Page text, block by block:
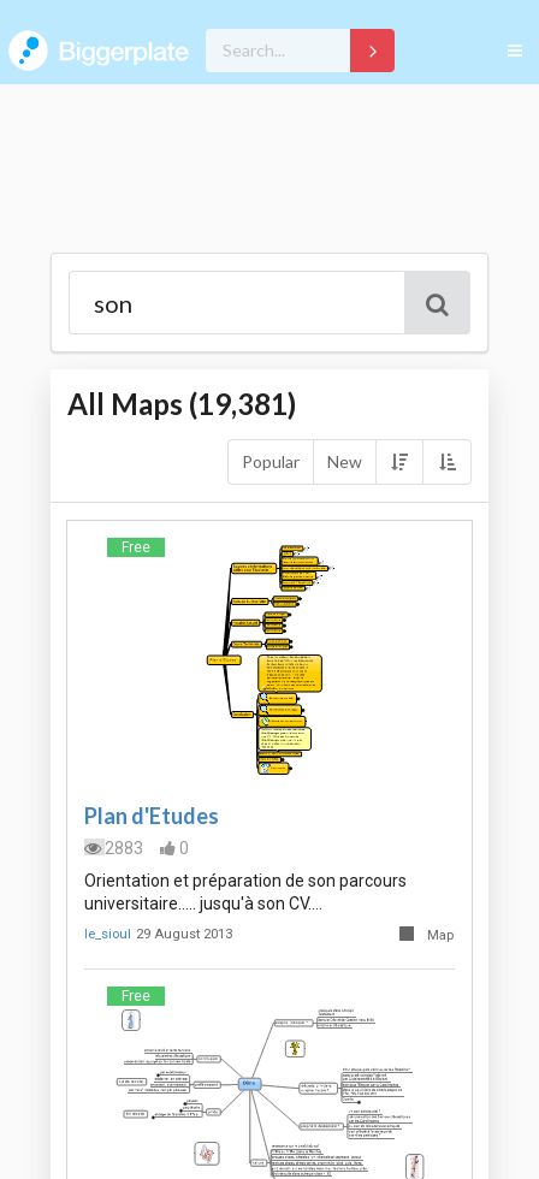
All Maps (19,381)
Popular New
Free
Plan d'Etudes
2883
0
Orientation et préparation de son parcours
universitaire..... jusqu'à son CV....
le_sioul 29 August 2013 Map
Free